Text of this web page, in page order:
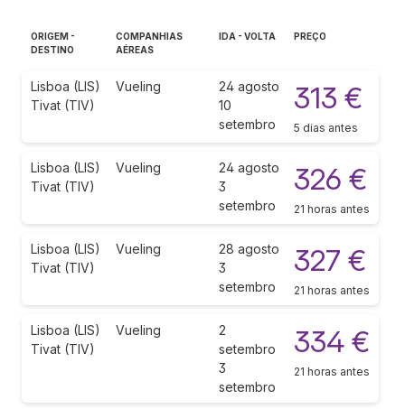
ORIGEM -
DESTINO
COMPANHIAS
AÉREAS
IDA - VOLTA PREÇO
Lisboa (LIS)
Tivat (TIV)
Vueling
24 agosto
10
setembro
313 €
5 dias antes
Lisboa (LIS)
Tivat (TIV)
Vueling
24 agosto
3
setembro
326 €
21 horas antes
Lisboa (LIS)
Tivat (TIV)
Vueling
28 agosto
3
setembro
327 €
21 horas antes
Lisboa (LIS)
Tivat (TIV)
Vueling
2
setembro
3
setembro
334 €
21 horas antes